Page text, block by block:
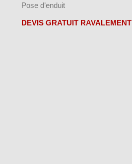
Pose d’enduit
DEVIS GRATUIT RAVALEMENT